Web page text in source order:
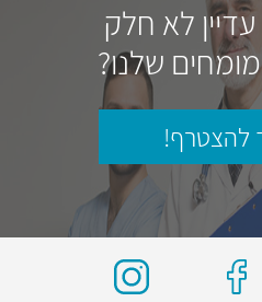
לא חלק
שלנו?
להצטרף!